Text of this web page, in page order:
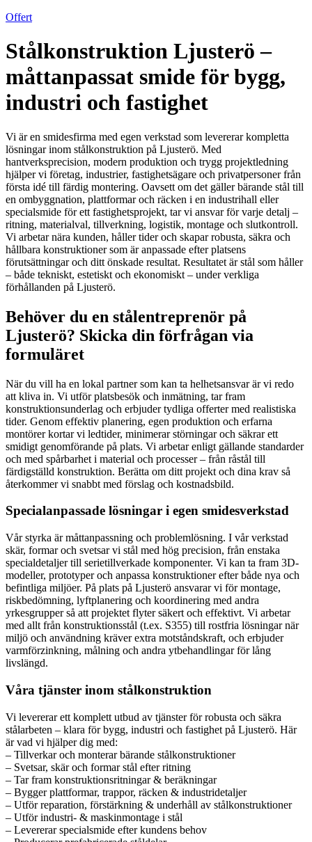
Offert
Stålkonstruktion Ljusterö –
måttanpassat smide för bygg,
industri och fastighet
Vi är en smidesfirma med egen verkstad som levererar kompletta
lösningar inom stålkonstruktion på Ljusterö. Med
hantverksprecision, modern produktion och trygg projektledning
hjälper vi företag, industrier, fastighetsägare och privatpersoner från
första idé till färdig montering. Oavsett om det gäller bärande stål till
en ombyggnation, plattformar och räcken i en industrihall eller
specialsmide för ett fastighetsprojekt, tar vi ansvar för varje detalj –
ritning, materialval, tillverkning, logistik, montage och slutkontroll.
Vi arbetar nära kunden, håller tider och skapar robusta, säkra och
hållbara konstruktioner som är anpassade efter platsens
förutsättningar och ditt önskade resultat. Resultatet är stål som håller
– både tekniskt, estetiskt och ekonomiskt – under verkliga
förhållanden på Ljusterö.
Behöver du en stålentreprenör på
Ljusterö? Skicka din förfrågan via
formuläret
När du vill ha en lokal partner som kan ta helhetsansvar är vi redo
att kliva in. Vi utför platsbesök och inmätning, tar fram
konstruktionsunderlag och erbjuder tydliga offerter med realistiska
tider. Genom effektiv planering, egen produktion och erfarna
montörer kortar vi ledtider, minimerar störningar och säkrar ett
smidigt genomförande på plats. Vi arbetar enligt gällande standarder
och med spårbarhet i material och processer – från råstål till
färdigställd konstruktion. Berätta om ditt projekt och dina krav så
återkommer vi snabbt med förslag och kostnadsbild.
Specialanpassade lösningar i egen smidesverkstad
Vår styrka är måttanpassning och problemlösning. I vår verkstad
skär, formar och svetsar vi stål med hög precision, från enstaka
specialdetaljer till serietillverkade komponenter. Vi kan ta fram 3D-
modeller, prototyper och anpassa konstruktioner efter både nya och
befintliga miljöer. På plats på Ljusterö ansvarar vi för montage,
riskbedömning, lyftplanering och koordinering med andra
yrkesgrupper så att projektet flyter säkert och effektivt. Vi arbetar
med allt från konstruktionsstål (t.ex. S355) till rostfria lösningar när
miljö och användning kräver extra motståndskraft, och erbjuder
varmförzinkning, målning och andra ytbehandlingar för lång
livslängd.
Våra tjänster inom stålkonstruktion
Vi levererar ett komplett utbud av tjänster för robusta och säkra
stålarbeten – klara för bygg, industri och fastighet på Ljusterö. Här
är vad vi hjälper dig med:
– Tillverkar och monterar bärande stålkonstruktioner
– Svetsar, skär och formar stål efter ritning
– Tar fram konstruktionsritningar & beräkningar
– Bygger plattformar, trappor, räcken & industridetaljer
– Utför reparation, förstärkning & underhåll av stålkonstruktioner
– Utför industri- & maskinmontage i stål
– Levererar specialsmide efter kundens behov